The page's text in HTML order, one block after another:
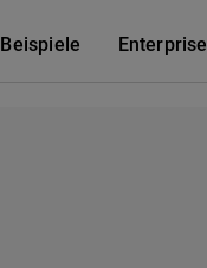
Beispiele Enterprise